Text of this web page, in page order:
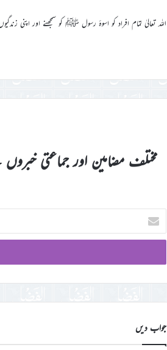
اللہ تعالیٰ تمام افراد کو اسوۂ رسول ﷺ کو سمجھنے اور اپنی
مختلف مضامین اور جماعتی
اپنا
ای
میل
ڈی
جواب دیں